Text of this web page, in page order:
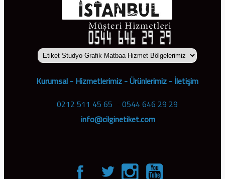
Kurumsal-Hizmetlerimiz-Ürünlerimiz-İletişim
0212 511 45 65
0544 646 29 29
info@cilginetiket.com